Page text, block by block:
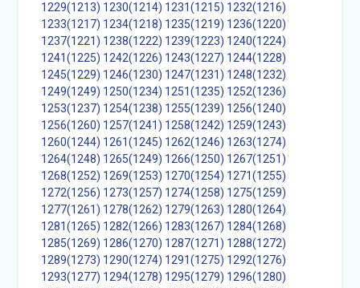
1229(1213) 1230(1214) 1231(1215) 1232(1216)
1233(1217) 1234(1218) 1235(1219) 1236(1220)
1237(1221) 1238(1222) 1239(1223) 1240(1224)
1241(1225) 1242(1226) 1243(1227) 1244(1228)
1245(1229) 1246(1230) 1247(1231) 1248(1232)
1249(1249) 1250(1234) 1251(1235) 1252(1236)
1253(1237) 1254(1238) 1255(1239) 1256(1240)
1256(1260) 1257(1241) 1258(1242) 1259(1243)
1260(1244) 1261(1245) 1262(1246) 1263(1274)
1264(1248) 1265(1249) 1266(1250) 1267(1251)
1268(1252) 1269(1253) 1270(1254) 1271(1255)
1272(1256) 1273(1257) 1274(1258) 1275(1259)
1277(1261) 1278(1262) 1279(1263) 1280(1264)
1281(1265) 1282(1266) 1283(1267) 1284(1268)
1285(1269) 1286(1270) 1287(1271) 1288(1272)
1289(1273) 1290(1274) 1291(1275) 1292(1276)
1293(1277) 1294(1278) 1295(1279) 1296(1280)